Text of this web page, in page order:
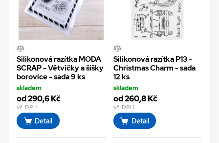
Silikonová razítka MODA
SCRAP - Větvičky a šišky
borovice - sada 9 ks
skladem
od 290,6 Kč
vč. DPH
Detail
Silikonová razítka P13 -
Christmas Charm - sada
12 ks
skladem
od 260,8 Kč
vč. DPH
Detail